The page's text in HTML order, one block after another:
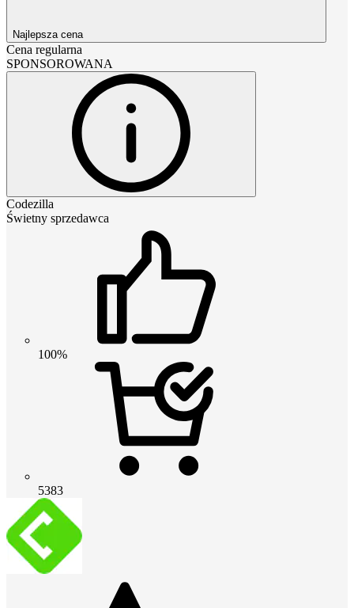
Najlepsza cena
Cena regularna
SPONSOROWANA
Codezilla
Świetny sprzedawca
100%
5383